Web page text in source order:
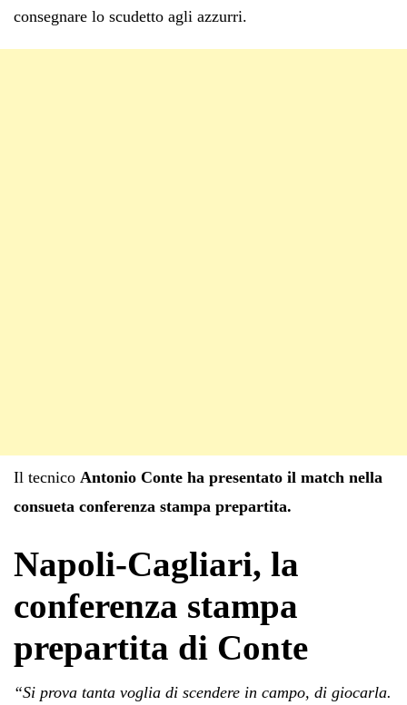
consegnare lo scudetto agli azzurri.
Il tecnico Antonio Conte ha presentato il match nella
consueta conferenza stampa prepartita.
Napoli-Cagliari, la
conferenza stampa
prepartita di Conte
“Si prova tanta voglia di scendere in campo, di giocarla.